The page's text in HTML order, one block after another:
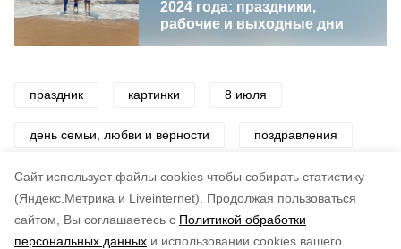
Cайт использует файлы cookies чтобы собирать статистику
(Яндекс.Метрика и Liveinternet).
Продолжая пользоваться
сайтом, Вы соглашаетесь с Политикой обработки
персональных данных и использовании cookies вашего
2024 года: праздники,
рабочие и выходные дни
праздник картинки 8 июля
день семьи, любви и верности поздравления
открытки семья